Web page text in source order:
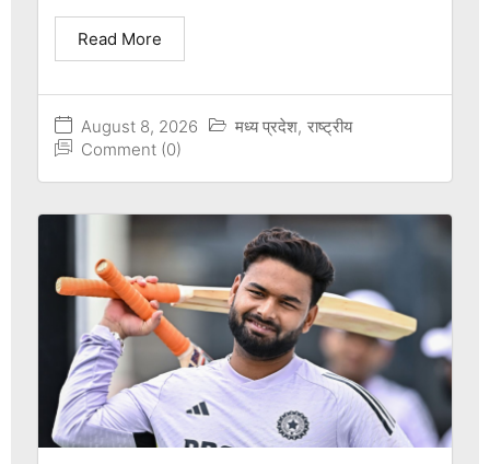
August 8, 2026 मध्य प्रदेश, राष्ट्रीय
Comment (0)
Read More